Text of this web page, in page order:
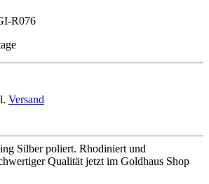
R076
Versand
Silber poliert. Rhodiniert und
Qualität jetzt im Goldhaus Shop